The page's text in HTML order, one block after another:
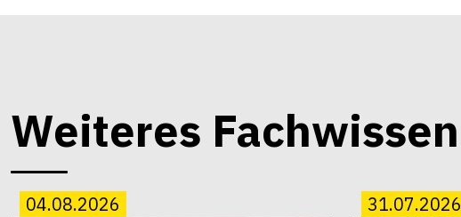
Weiteres Fachwissen
04.08.2026 31.07.2026